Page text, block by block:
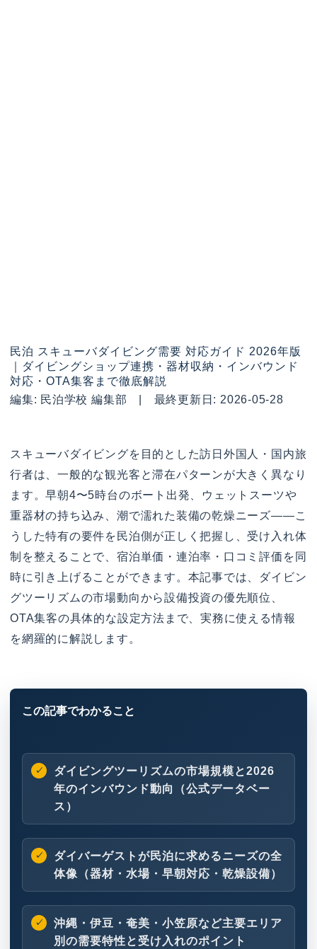
民泊 スキューバダイビング需要 対応ガイド 2026年版
｜ダイビングショップ連携・器材収納・インバウンド
対応・OTA集客まで徹底解説
編集: 民泊学校 編集部 | 最終更新日: 2026-05-28
スキューバダイビングを目的とした訪日外国人・国内旅
行者は、一般的な観光客と滞在パターンが大きく異なり
ます。早朝4〜5時台のボート出発、ウェットスーツや
重器材の持ち込み、潮で濡れた装備の乾燥ニーズ——こ
うした特有の要件を民泊側が正しく把握し、受け入れ体
制を整えることで、宿泊単価・連泊率・口コミ評価を同
時に引き上げることができます。本記事では、ダイビン
グツーリズムの市場動向から設備投資の優先順位、
OTA集客の具体的な設定方法まで、実務に使える情報
を網羅的に解説します。
ダイビングツーリズムの市場規模と2026
年のインバウンド動向（公式データベー
ス）
ダイバーゲストが民泊に求めるニーズの全
体像（器材・水場・早朝対応・乾燥設備）
沖縄・伊豆・奄美・小笠原など主要エリア
別の需要特性と受け入れのポイント